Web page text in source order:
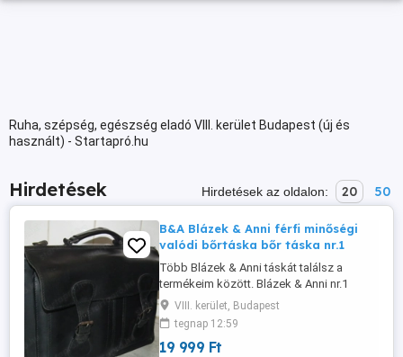
Ruha, szépség, egészség eladó VIII. kerület Budapest (új és
használt) - Startapró.hu
Hirdetések Hirdetések az oldalon: 20 50
B&A Blázek & Anni férfi minőségi
valódi bőrtáska bőr táska nr.1
Több Blázek & Anni táskát találsz a
termékeim között. Blázek & Anni nr.1
minőségi valódi bőrtáska aktatáska
irattáska irattartó a képeken látható
állapotban, kb. 38 x 30 x 13 cm., belül 3
nagy rekesz (köztük 2 cipzáras zseb),
VIII. kerület, Budapest
tegnap 12:59
19 999 Ft